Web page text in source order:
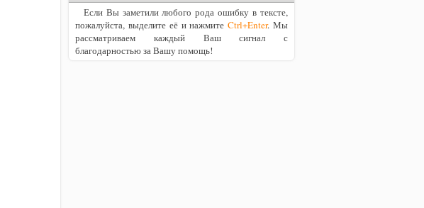
Если Вы заметили любого рода ошибку в тексте,
пожалуйста, выделите её и нажмитеCtrl+Enter. Мы
рассматриваем каждый Ваш сигнал с
благодарностью за Вашу помощь!